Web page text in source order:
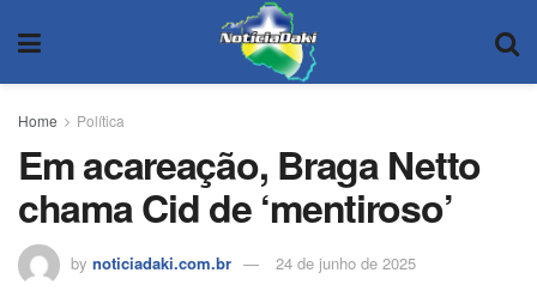
Home Política
Em acareação, Braga Netto
chama Cid de ‘mentiroso’
by noticiadaki.com.br 24 de junho de 2025